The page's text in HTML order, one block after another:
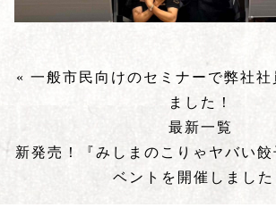
« 一般市民向けのセミナーで弊社社
ました！
最新一覧
新発売！『みしまのこりゃヤバい餃
ベントを開催しました